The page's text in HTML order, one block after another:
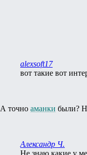
alexsoft17
вот такие вот
А точно аманки были?
Александр Ч.
Не знаю какие у